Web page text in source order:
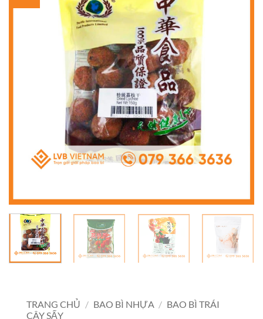
TRANG CHỦ / BAO BÌ NHỰA / BAO BÌ TRÁI
CÂY SẤY